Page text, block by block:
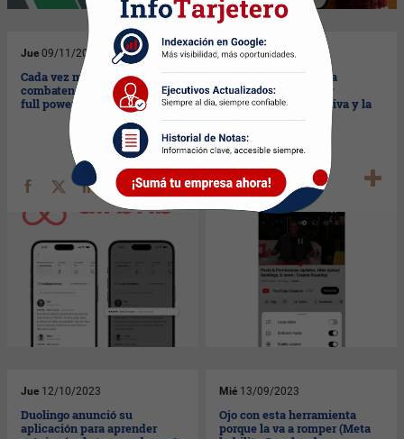
Jue 09/11/2023
Cada vez más ciudades la
combaten pero Airbnb sigue
full power (mejora su app)
Mié 01/11/2023
YouTube mejora para
competir con Spotify
(actualiza su app nativa y la
de música)
Jue 12/10/2023
Duolingo anunció su
aplicación para aprender
Mié 13/09/2023
Ojo con esta herramienta
porque la va a romper (Meta